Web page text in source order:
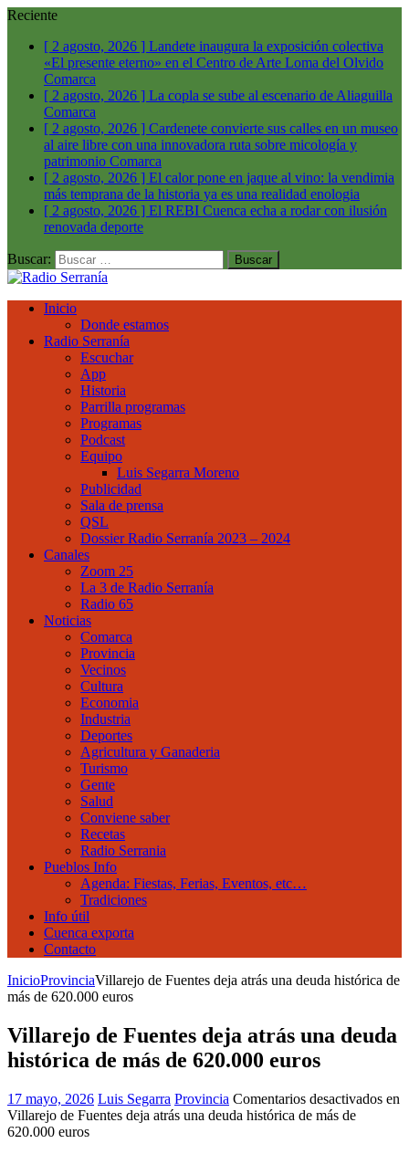
Reciente
[ 2 agosto, 2026 ] Landete inaugura la exposición colectiva
«El presente eterno» en el Centro de Arte Loma del Olvido
Comarca
[ 2 agosto, 2026 ] La copla se sube al escenario de Aliaguilla
Comarca
[ 2 agosto, 2026 ] Cardenete convierte sus calles en un museo
al aire libre con una innovadora ruta sobre micología y
patrimonio Comarca
[ 2 agosto, 2026 ] El calor pone en jaque al vino: la vendimia
más temprana de la historia ya es una realidad enologia
[ 2 agosto, 2026 ] El REBI Cuenca echa a rodar con ilusión
renovada deporte
Buscar:
Inicio
Donde estamos
Radio Serranía
Escuchar
App
Historia
Parrilla programas
Programas
Podcast
Equipo
Luis Segarra Moreno
Publicidad
Sala de prensa
QSL
Dossier Radio Serranía 2023 – 2024
Canales
Zoom 25
La 3 de Radio Serranía
Radio 65
Noticias
Comarca
Provincia
Vecinos
Cultura
Economia
Industria
Deportes
Agricultura y Ganaderia
Turismo
Gente
Salud
Conviene saber
Recetas
Radio Serrania
Pueblos Info
Agenda: Fiestas, Ferias, Eventos, etc…
Tradiciones
Info útil
Cuenca exporta
Contacto
InicioProvinciaVillarejo de Fuentes deja atrás una deuda histórica de
más de 620.000 euros
Villarejo de Fuentes deja atrás una deuda
histórica de más de 620.000 euros
17 mayo, 2026 Luis Segarra Provincia Comentarios desactivados en
Villarejo de Fuentes deja atrás una deuda histórica de más de
620.000 euros